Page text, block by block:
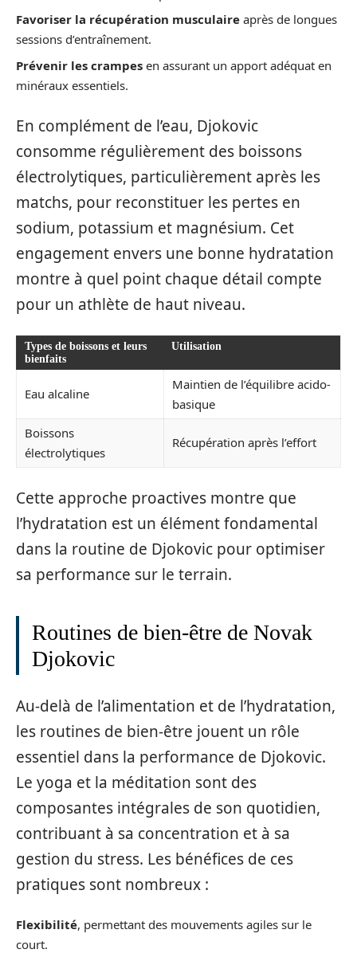
Favoriser la récupération musculaire après de longues
sessions d’entraînement.
Prévenir les crampes en assurant un apport adéquat en
minéraux essentiels.
En complément de l’eau, Djokovic
consomme régulièrement des boissons
électrolytiques, particulièrement après les
matchs, pour reconstituer les pertes en
sodium, potassium et magnésium. Cet
engagement envers une bonne hydratation
montre à quel point chaque détail compte
pour un athlète de haut niveau.
Types de boissons et leurs
bienfaits
Utilisation
Eau alcaline
Maintien de l’équilibre acido-
basique
Boissons
électrolytiques
Récupération après l’effort
Cette approche proactives montre que
l’hydratation est un élément fondamental
dans la routine de Djokovic pour optimiser
sa performance sur le terrain.
Routines de bien-être de Novak
Djokovic
Au-delà de l’alimentation et de l’hydratation,
les routines de bien-être jouent un rôle
essentiel dans la performance de Djokovic.
Le yoga et la méditation sont des
composantes intégrales de son quotidien,
contribuant à sa concentration et à sa
gestion du stress. Les bénéfices de ces
pratiques sont nombreux :
Flexibilité, permettant des mouvements agiles sur le
court.